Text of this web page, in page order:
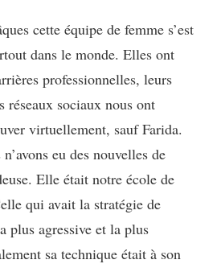
cette équipe de femme s’est
dans le monde. Elles ont
professionnelles, leurs
réseaux sociaux nous ont
virtuellement, sauf Farida.
eu des nouvelles de
Elle était notre école de
qui avait la stratégie de
plus agressive et la plus
sa technique était à son